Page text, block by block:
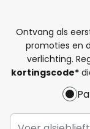
Ontvang als
promoties en
verlichting.
kortingscode*